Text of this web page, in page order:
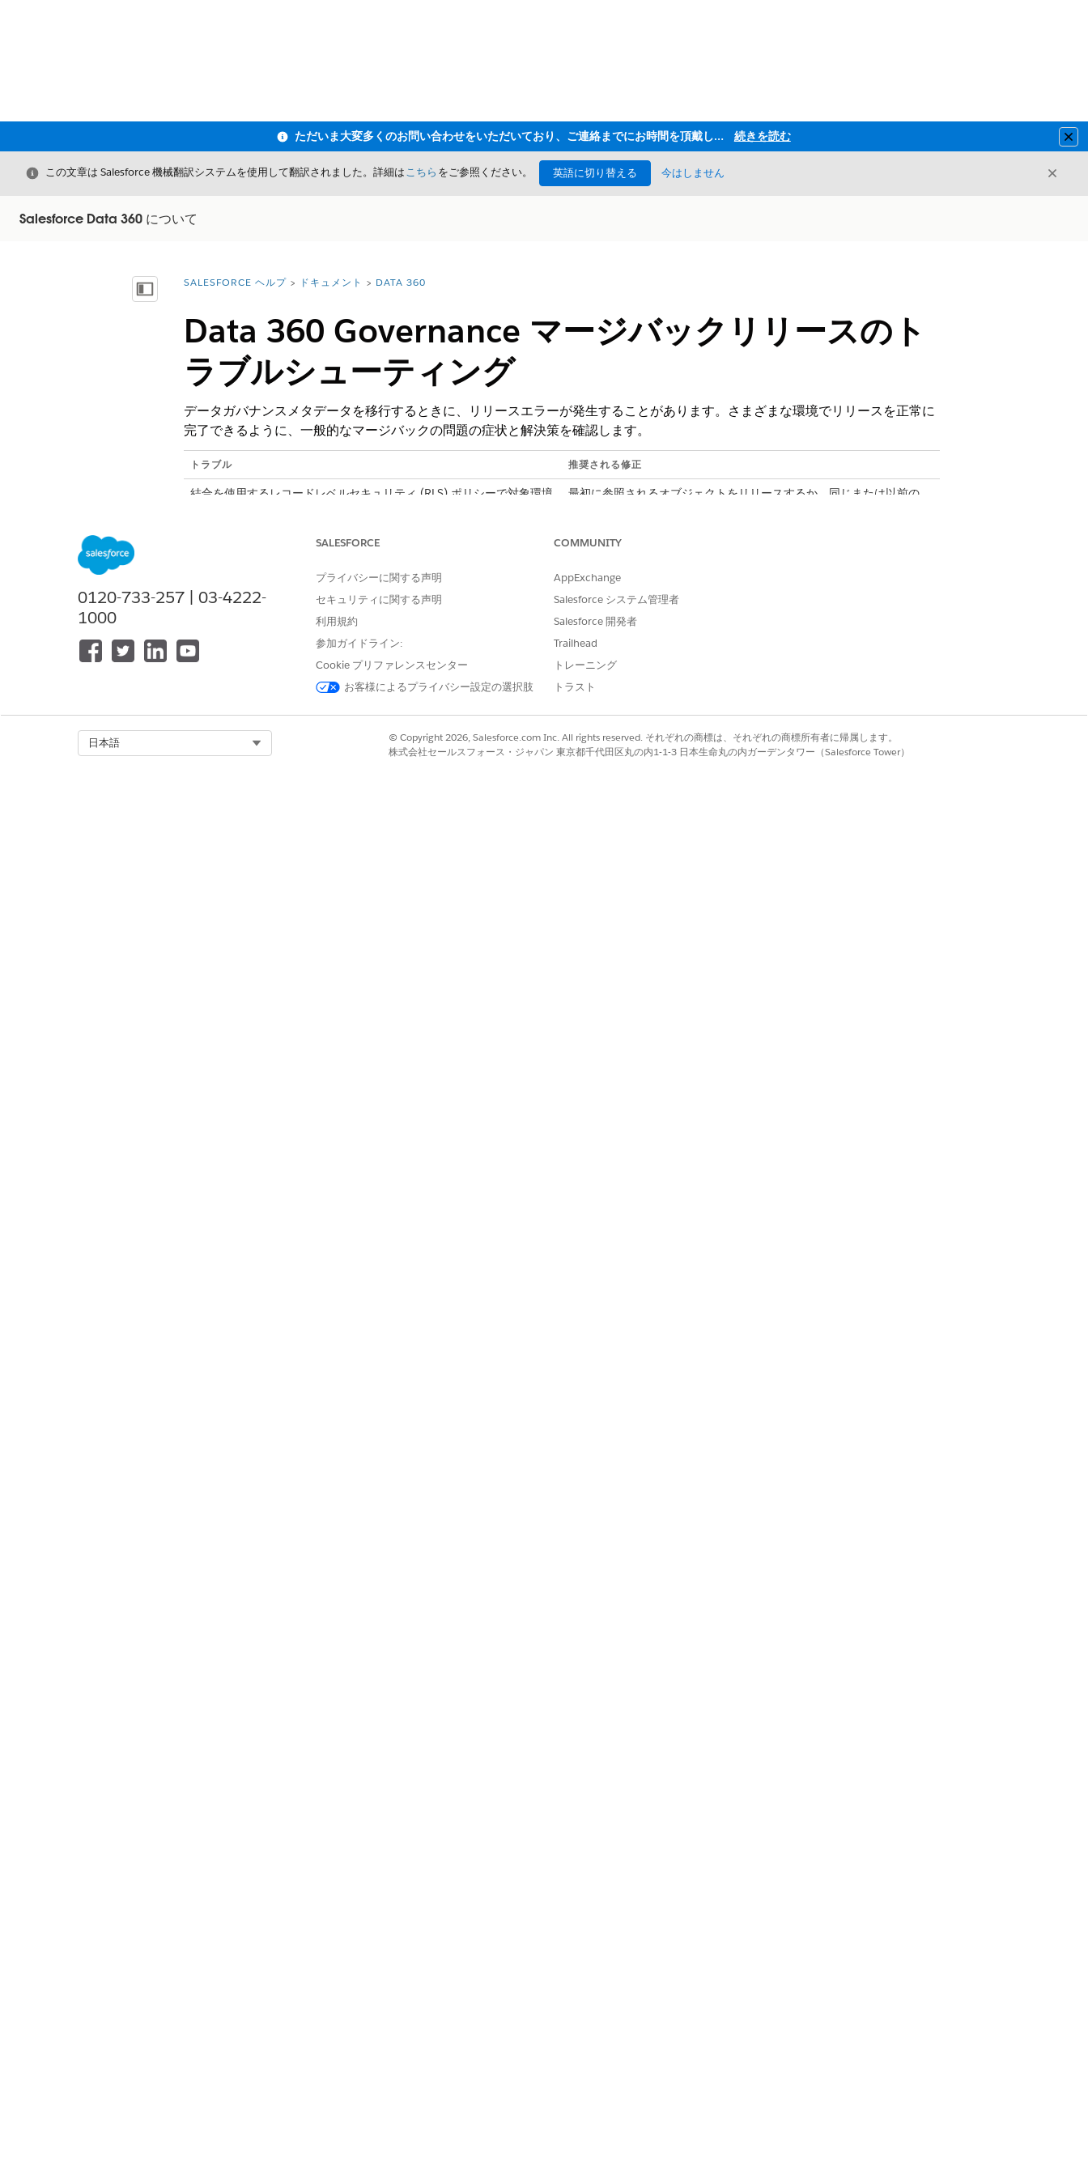
ただいま大変多くのお問い合わせをいただいており、ご連絡までにお時間を頂戴しております 続きを読む
閉じる
この文章は Salesforce 機械翻訳システムを使用して翻訳されました。詳細はこちら をご参照ください。 英語に切り替える 今はしません 閉じる
Salesforce Data 360 について
目次を表示詳細情報:
SALESFORCE ヘルプ ドキュメント DATA 360
Data 360 Governance マージバックリリースのト
ラブルシューティング
データガバナンスメタデータを移行するときに、リリースエラーが発生することがあります。さまざまな環境でリリースを正常に
完了できるように、一般的なマージバックの問題の症状と解決策を確認します。
トラブル 推奨される修正
結合を使用するレコードレベルセキュリティ (RLS) ポリシーで対象環境
最初に参照されるオブジェクトをリリースするか、同じまたは以前の
リリースは成功するが、対象環境にポリシーが表示されない。
ポリシーが DevOps データキットに含まれるオブジェクトに関連付けら
れていることを確認します。ポリシーは個別にリリースされません。
リリース中の権限エラー。
リリースするユーザーに対象環境の「Data Cloud アーキテクト」権限
セットがあることを確認します。
この記事で問題は解決されましたか?
ご意見をお待ちしております。
はい
0120-733-257 | 03-4222-
1000
SALESFORCE
プライバシーに関する声明
セキュリティに関する声明
利用規約
参加ガイドライン:
Cookie プリファレンスセンター
お客様によるプライバシー設定の選択肢
COMMUNITY
AppExchange
Salesforce システム管理者
Salesforce 開発者
Trailhead
トレーニング
トラスト
日本語
© Copyright 2026, Salesforce.com Inc. All rights reserved. それぞれの商標は、それぞれの商標所有者に帰属します。
株式会社セールスフォース・ジャパン 東京都千代田区丸の内1-1-3 日本生命丸の内ガーデンタワー（Salesforce Tower）